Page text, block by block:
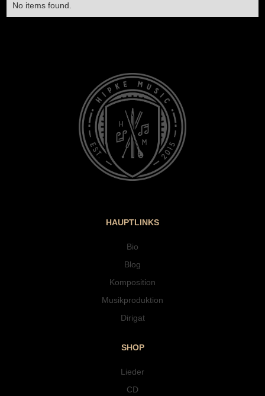
No items found.
HAUPTLINKS
Bio
Blog
Komposition
Musikproduktion
Dirigat
SHOP
Lieder
CD